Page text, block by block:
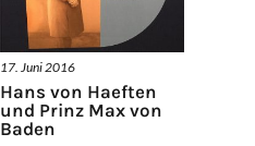
17. Juni 2016
Hans von Haeften
und Prinz Max von
Baden